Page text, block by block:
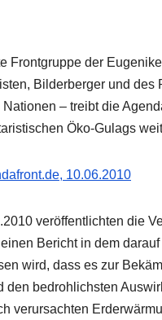
Frontgruppe der
Bilderberger und des
Nationen – treibt die
Öko-Gulags
10.06.2010
veröffentlichten die
Bericht in dem darauf
wird, dass es zur
den bedrohlichsten
verursachten